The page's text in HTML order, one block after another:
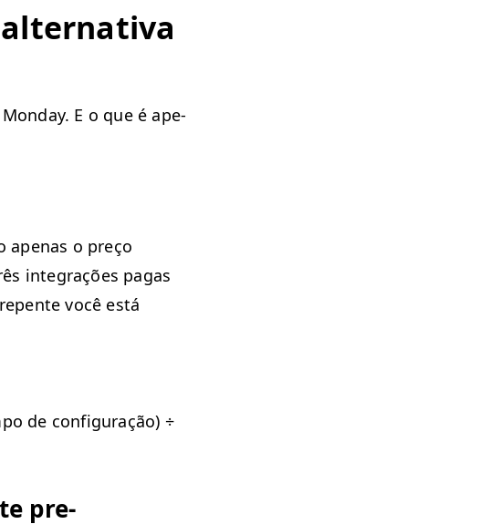
E o que é ape­
ape­nas o preço
inte­grações pagas
você está
de con­fig­u­ração) ÷
pre­